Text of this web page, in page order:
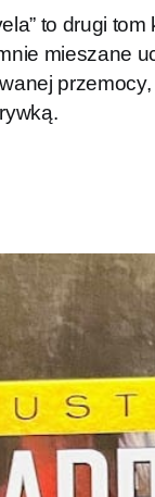
to drugi
mieszane